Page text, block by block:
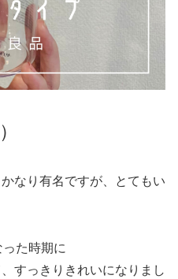
なり有名ですが、とてもい
た時期に
すっきりきれいになりまし